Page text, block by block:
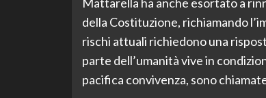
della Costituzione, richiamando
rischi attuali richiedono una
parte dell’umanità vive in
pacifica convivenza, sono